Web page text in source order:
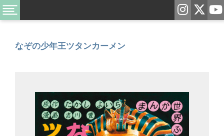
なぞの少年王ツタンカーメン